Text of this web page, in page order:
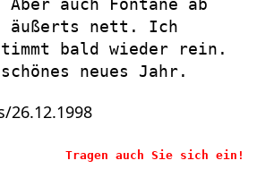
Aber auch Fontane ab
äußerts nett. Ich
bald wieder rein.
neues Jahr.
26.12.1998
Tragen auch Sie sich ein!